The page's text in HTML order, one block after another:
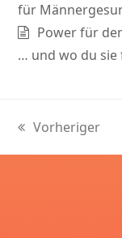
für
Power für
… und wo du sie
vorheriger
Beitrag:
Vorheriger